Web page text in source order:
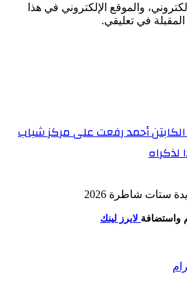
والموقع الإلكتروني في هذا
في تعليقي.
أحمد رفعت على مركز شباب
لذكراه
ستات شاطرة 2026
واستضافة لايرز لينك